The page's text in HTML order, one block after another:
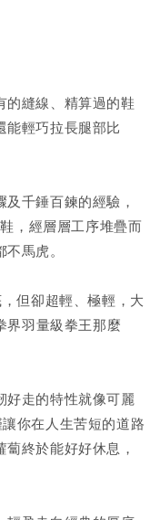
的縫線、精算過的鞋
能輕巧拉長腿部比
千錘百鍊的經驗，
，經層層工序堆疊而
馬虎。
但卻超輕、極輕，大
界羽量級拳王那麼
好走的特性就像可麗
你在人生苦短的道路
終於能好好休息，